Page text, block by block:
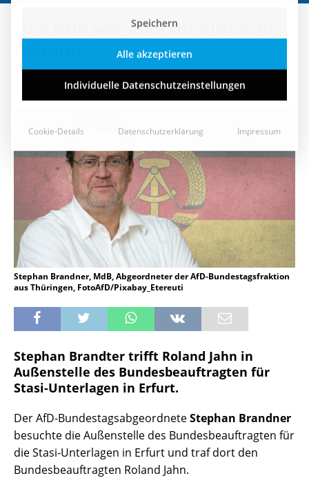
“Die DDR war eine sozialistische
12. April 2018
Stephan Brandner, MdB, Abgeordneter der AfD-Bundestagsfraktion
aus Thüringen, FotoAfD/Pixabay_Etereuti
Stephan Brandter trifft Roland Jahn in
Außenstelle des Bundesbeauftragten für
Stasi-Unterlagen in Erfurt.
Der AfD-BundestagsabgeordneteStephan Brandner
besuchte die Außenstelle des Bundesbeauftragten für
die Stasi-Unterlagen in Erfurt und traf dort den
Bundesbeauftragten Roland Jahn.
Alle akzeptieren
Individuelle Datenschutzeinstellungen